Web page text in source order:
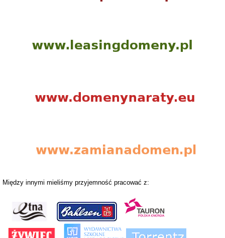
Między innymi mieliśmy przyjemność pracować z: